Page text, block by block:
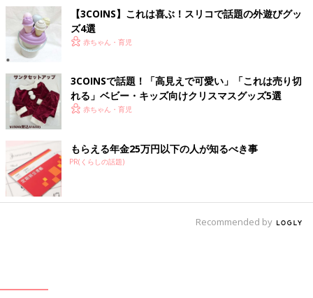
【3COINS】これは喜ぶ！スリコで話題の外遊びグッ
ズ4選
赤ちゃん・育児
3COINSで話題！「高見えで可愛い」「これは売り切
れる」ベビー・キッズ向けクリスマスグッズ5選
赤ちゃん・育児
もらえる年金25万円以下の人が知るべき事
PR(くらしの話題)
Recommended by